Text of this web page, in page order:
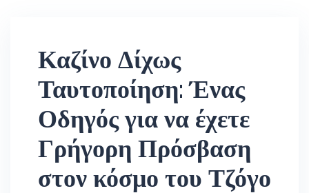
Καζίνο Δίχως
Ταυτοποίηση: Ένας
Οδηγός για να έχετε
Γρήγορη Πρόσβαση
στον κόσμο του Τζόγο